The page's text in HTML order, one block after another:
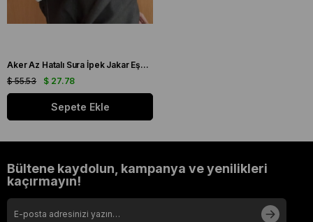
Aker Az Hatalı Sura İpek Jakar Eşarp IST 03229 Siyah Gümüş Simli Desen
$ 27.78
$ 55.53
Sepete Ekle
Bültene kaydolun, kampanya ve yenilikleri
kaçırmayın!